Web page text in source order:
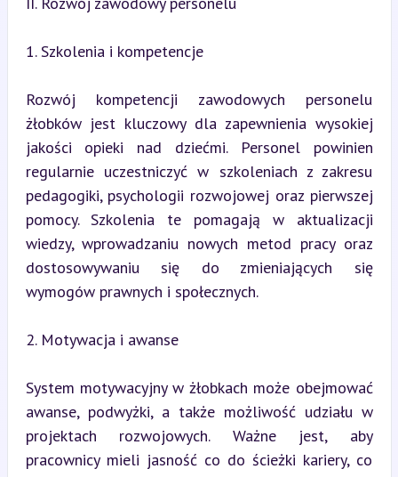
1. Szkolenia i kompetencje
Rozwój kompetencji zawodowych personelu
żłobków jest kluczowy dla zapewnienia wysokiej
jakości opieki nad dziećmi. Personel powinien
regularnie uczestniczyć w szkoleniach z zakresu
pedagogiki, psychologii rozwojowej oraz pierwszej
pomocy. Szkolenia te pomagają w aktualizacji
wiedzy, wprowadzaniu nowych metod pracy oraz
dostosowywaniu się do zmieniających się
wymogów prawnych i społecznych.
2. Motywacja i awanse
System motywacyjny w żłobkach może obejmować
awanse, podwyżki, a także możliwość udziału w
projektach rozwojowych. Ważne jest, aby
pracownicy mieli jasność co do ścieżki kariery, co